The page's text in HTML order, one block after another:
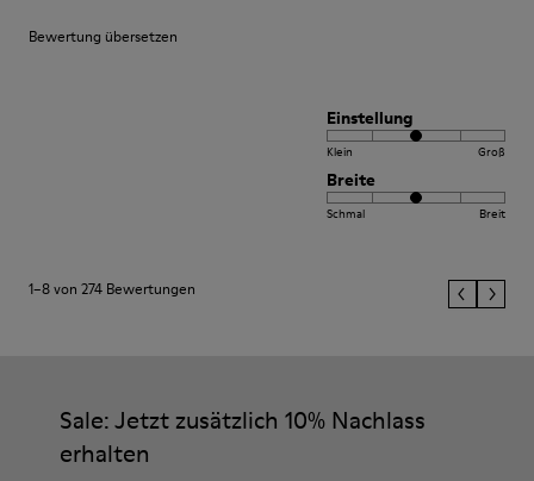
Bewertung übersetzen
Einstellung
Klein Groß
Breite
Schmal Breit
1–8 von 274 Bewertungen
Sale: Jetzt zusätzlich 10% Nachlass
erhalten